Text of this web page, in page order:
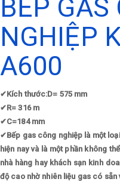
BẾP GAS
NGHIỆP
A600
✔Kích thước:D= 575 mm
✔R= 316 m
✔C=184 mm
✔Bếp gas công nghiệp là một
hiện nay và là một phần không
nhà hàng hay khách sạn kinh
độ cao nhờ nhiên liệu gas có sẵn